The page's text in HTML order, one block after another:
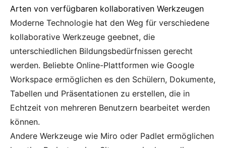
Arten von verfügbaren kollaborativen Werkzeugen
Moderne Technologie hat den Weg für verschiedene
kollaborative Werkzeuge geebnet, die
unterschiedlichen Bildungsbedürfnissen gerecht
werden. Beliebte Online-Plattformen wie Google
Workspace ermöglichen es den Schülern, Dokumente,
Tabellen und Präsentationen zu erstellen, die in
Echtzeit von mehreren Benutzern bearbeitet werden
können.
Andere Werkzeuge wie Miro oder Padlet ermöglichen